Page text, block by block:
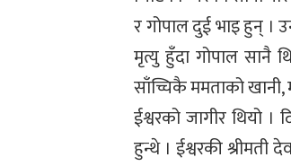
र गोपाल दुई भाइ हुन् ।
मृत्यु हुँदा गोपाल सानै
साँच्चिकै ममताको
ईश्वरको जागीर थियो
हुन्थे । ईश्वरकी श्रीमती